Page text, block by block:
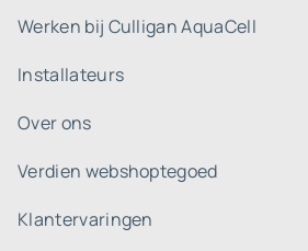
Werken bij Culligan AquaCell
Installateurs
Over ons
Verdien webshoptegoed
Klantervaringen